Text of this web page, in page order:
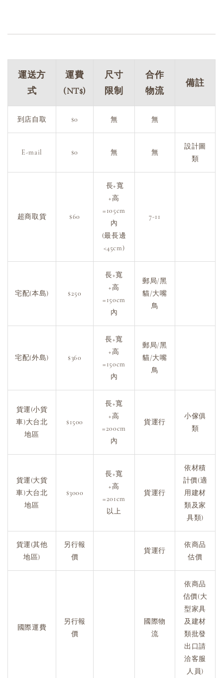
運送方
式
運費
(NT$)
尺寸
限制
合作
物流
備註
到店自取 $0 無 無
E-mail $0 無 無
設計圖
類
超商取貨 $60
長+寬
+高
=105cm
內
(最長邊
<45cm)
7-11
宅配(本島) $250
長+寬
+高
=150cm
內
郵局/黑
貓/大嘴
鳥
宅配(外島) $360
長+寬
+高
=150cm
內
郵局/黑
貓/大嘴
鳥
貨運(小貨
車)大台北
地區
$1500
長+寬
+高
=200cm
內
貨運行
小傢俱
類
貨運(大貨
車)大台北
地區
$3000
長+寬
+高
=201cm
以上
貨運行
依材積
計價(適
用建材
類及家
具類)
貨運(其他
地區)
另行報
價
貨運行
依商品
估價
國際運費
另行報
價
國際物
流
依商品
估價(大
型家具
及建材
類批發
出口請
洽客服
人員)